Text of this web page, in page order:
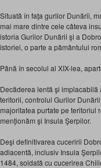
Situată în faţa gurilor Dunării,
mai mare dintre cele câteva
istoria Gurilor Dunării şi a
istoriei, o parte a pământului
Până în secolul al XIX-lea,
Decăderea lentă şi
teritorii, controlul Gurilor
majoritatea purtate pe teritoriul
menţionăm şi Insula Şerpilor.
Deşi definitivarea cuceririi
adiacentă, inclusiv Insula
1484, soldată cu cucerirea